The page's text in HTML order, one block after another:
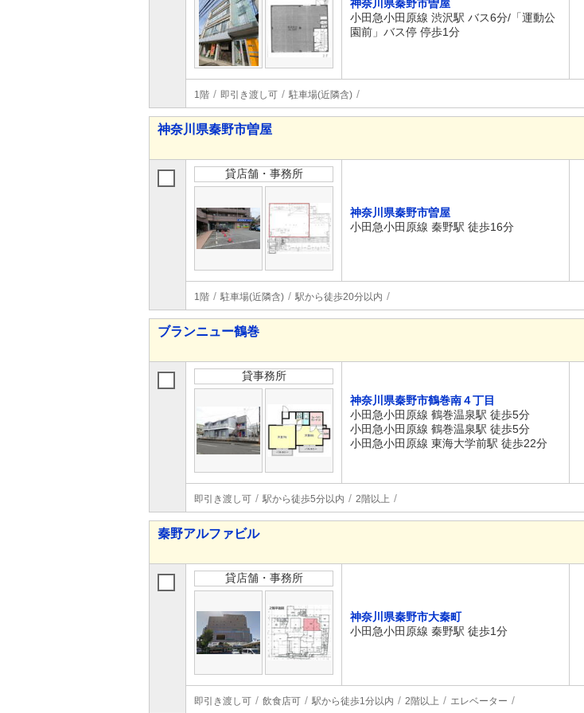
神奈川県秦野市曽屋
小田急小田原線 渋沢駅 バス6分/「運動公
園前」バス停 停歩1分
1階 即引き渡し可 駐車場(近隣含)
神奈川県秦野市曽屋
貸店舗・事務所
神奈川県秦野市曽屋
小田急小田原線 秦野駅 徒歩16分
1階 駐車場(近隣含) 駅から徒歩20分以内
ブランニュー鶴巻
貸事務所
神奈川県秦野市鶴巻南４丁目
小田急小田原線 鶴巻温泉駅 徒歩5分
小田急小田原線 鶴巻温泉駅 徒歩5分
小田急小田原線 東海大学前駅 徒歩22分
即引き渡し可 駅から徒歩5分以内 2階以上
秦野アルファビル
貸店舗・事務所
神奈川県秦野市大秦町
小田急小田原線 秦野駅 徒歩1分
即引き渡し可 飲食店可 駅から徒歩1分以内 2階以上 エレベーター